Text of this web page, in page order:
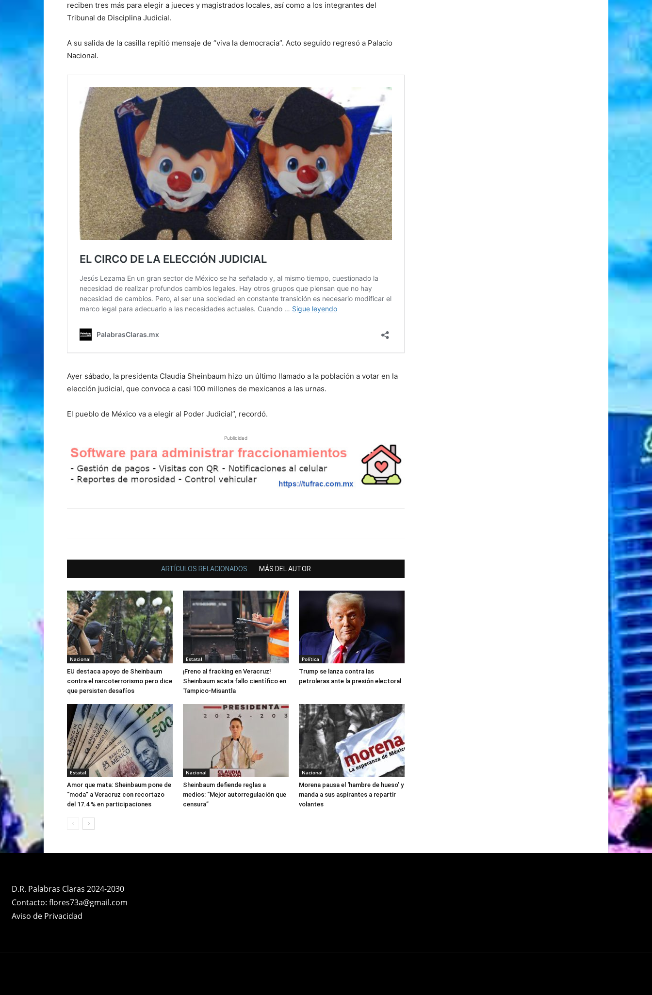
reciben tres más para elegir a jueces y magistrados locales, así como a los integrantes del
Tribunal de Disciplina Judicial.
A su salida de la casilla repitió mensaje de “viva la democracia”. Acto seguido regresó a Palacio
Nacional.
Ayer sábado, la presidenta Claudia Sheinbaum hizo un último llamado a la población a votar en la
elección judicial, que convoca a casi 100 millones de mexicanos a las urnas.
El pueblo de México va a elegir al Poder Judicial”, recordó.
Publicidad
ARTÍCULOS RELACIONADOS MÁS DEL AUTOR
Nacional
EU destaca apoyo de Sheinbaum
contra el narcoterrorismo pero dice
que persisten desafíos
¡Freno al fracking en Veracruz!
Sheinbaum acata fallo científico en
Tampico-Misantla
Política
Trump se lanza contra las
petroleras ante la presión electoral
del 17.4 % en participaciones